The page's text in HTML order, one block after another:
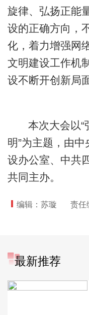
旋律、弘扬正能
设的正确方向，
化，着力增强网
文明建设工作机
设不断开创新局面
本次大会以
明”为主题，由
设办公室、中共
共同主办。
编辑：苏璇 责任
最新推荐